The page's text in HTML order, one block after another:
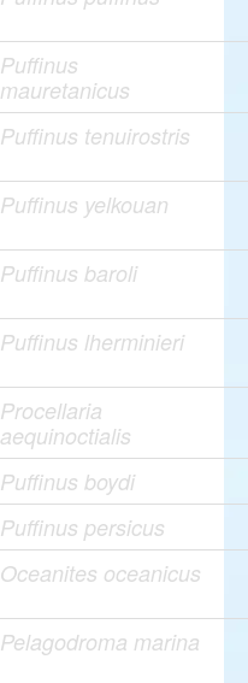
Puffinus
mauretanicus
Puffinus tenuirostris
Puffinus yelkouan
Puffinus baroli
Puffinus lherminieri
Procellaria
aequinoctialis
Puffinus boydi
Puffinus persicus
Oceanites oceanicus
Pelagodroma marina